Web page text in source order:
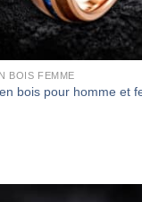
BOIS FEMME
bois pour homme et